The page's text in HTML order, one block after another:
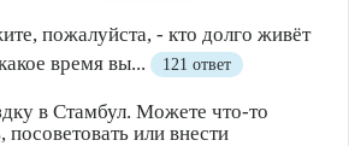
пожалуйста, - кто долго живёт
время вы...
121 ответ
в Стамбул. Можете что-то
посоветовать или внести